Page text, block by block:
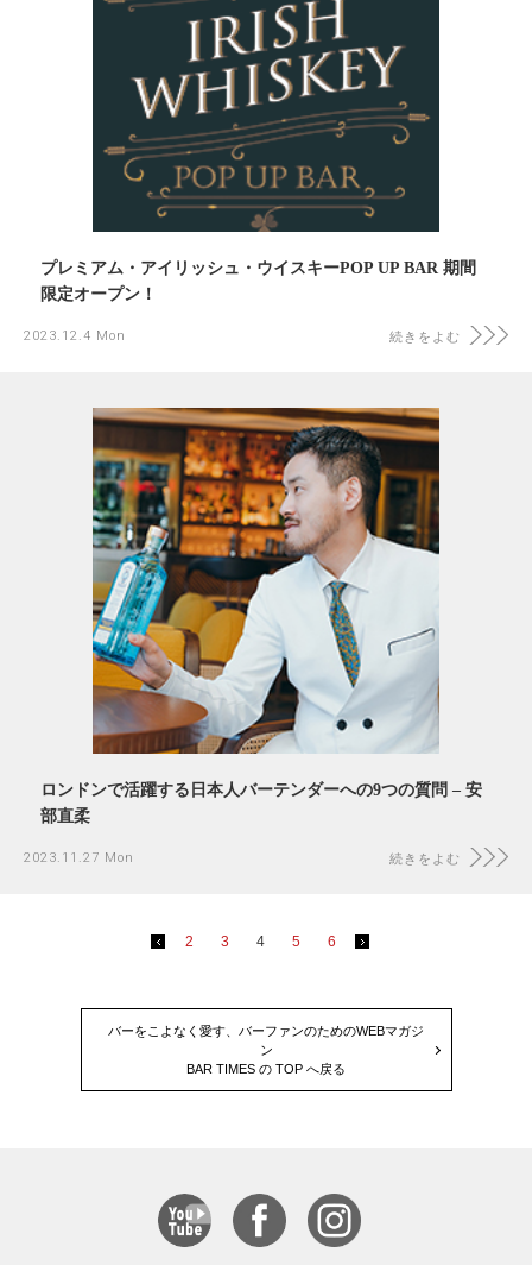
プレミアム・アイリッシュ・ウイスキーPOP UP BAR 期間
限定オープン！
2023.12.4 Mon 続きをよむ
ロンドンで活躍する日本人バーテンダーへの9つの質問 – 安
部直柔
2023.11.27 Mon 続きをよむ
2 3 4 5 6
バーをこよなく愛す、バーファンのためのWEBマガジ
ン
BAR TIMES の TOP へ戻る